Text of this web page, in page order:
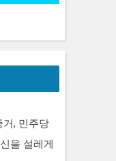
거, 민주당
을 설레게